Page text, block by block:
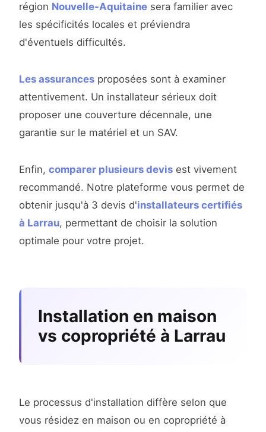
région Nouvelle-Aquitaine sera familier avec
les spécificités locales et préviendra
d'éventuels difficultés.
Les assurances proposées sont à examiner
attentivement. Un installateur sérieux doit
proposer une couverture décennale, une
garantie sur le matériel et un SAV.
Enfin, comparer plusieurs devis est vivement
recommandé. Notre plateforme vous permet de
obtenir jusqu'à 3 devis d'installateurs certifiés
à Larrau, permettant de choisir la solution
optimale pour votre projet.
Installation en maison
vs copropriété à Larrau
Le processus d'installation diffère selon que
vous résidez en maison ou en copropriété à